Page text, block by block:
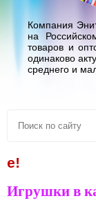
Компания
на
товаров и
одинаково
среднего и
Игрушки в